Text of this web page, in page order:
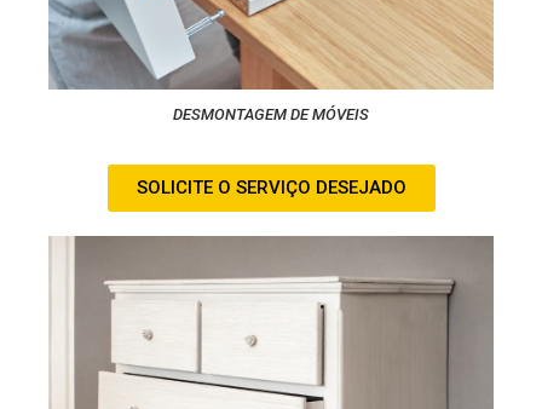
DESMONTAGEM DE MÓVEIS
SOLICITE O SERVIÇO DESEJADO